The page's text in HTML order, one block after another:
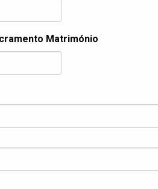
Matrimónio